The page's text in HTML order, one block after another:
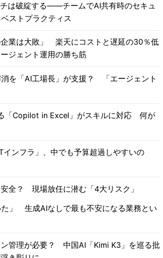
チは破綻する――チームでAI共有時のセキュ
ストプラクティス
企業は大敗」 楽天にコストと遅延の30％低
ジェント運用の勝ち筋
を「AI工場長」が支援？ 「エージェント
「Copilot in Excel」がスキルに対応 何が
インフラ」、中でも予算超過しやすいの
全？ 現場放任に潜む「4大リスク」
た」 生成AIなしで最も不安になる業務とい
管理が必要？ 中国AI「Kimi K3」を巡る批